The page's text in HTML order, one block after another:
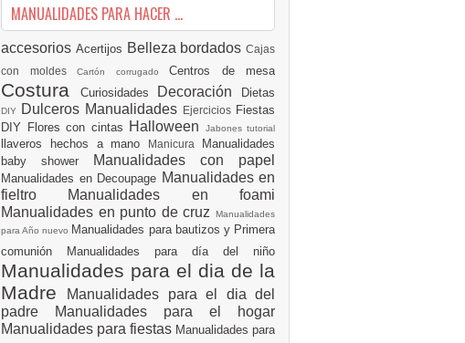
MANUALIDADES PARA HACER ...
accesorios Acertijos Belleza bordados Cajas
con moldes Cartón corrugado Centros de mesa
Costura Curiosidades Decoración Dietas
DIY Dulceros Manualidades Ejercicios Fiestas
DIY Flores con cintas Halloween Jabones tutorial
llaveros hechos a mano Manicura Manualidades
baby shower
Manualidades con papel
Manualidades en Decoupage Manualidades en
fieltro Manualidades en foami
Manualidades en punto de cruz
Manualidades
para Año nuevo Manualidades para bautizos y Primera
comunión Manualidades para día del niño
Manualidades para el dia de la
Madre
Manualidades para el dia del
padre
Manualidades para el hogar
Manualidades para fiestas Manualidades para